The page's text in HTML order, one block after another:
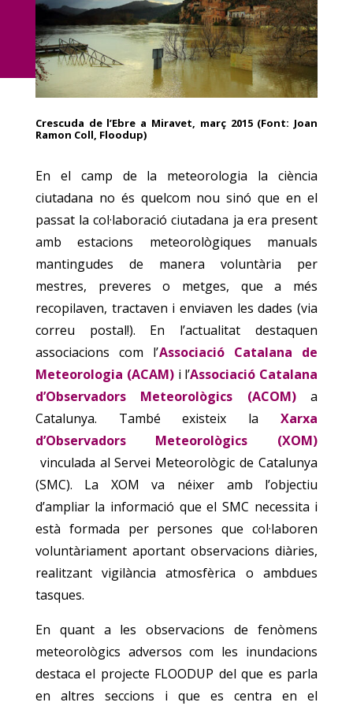
Crescuda de l’Ebre a Miravet, març 2015 (Font: Joan
Ramon Coll, Floodup)
En el camp de la meteorologia la ciència
ciutadana no és quelcom nou sinó que en el
passat la col·laboració ciutadana ja era present
amb estacions meteorològiques manuals
mantingudes de manera voluntària per
mestres, preveres o metges, que a més
recopilaven, tractaven i enviaven les dades (via
correu postal!). En l’actualitat destaquen
associacions com l’Associació Catalana de
Meteorologia (ACAM)i l’Associació Catalana
d’Observadors Meteorològics (ACOM)a
Catalunya. També existeix laXarxa
d’Observadors Meteorològics (XOM)
vinculada al Servei Meteorològic de Catalunya
(SMC). La XOM va néixer amb l’objectiu
d’ampliar la informació que el SMC necessita i
està formada per persones que col·laboren
voluntàriament aportant observacions diàries,
realitzant vigilància atmosfèrica o ambdues
tasques.
En quant a les observacions de fenòmens
meteorològics adversos com les inundacions
destaca el projecte FLOODUP del que es parla
en altres seccions i que es centra en el